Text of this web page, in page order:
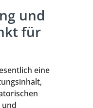
und
für
eine
und